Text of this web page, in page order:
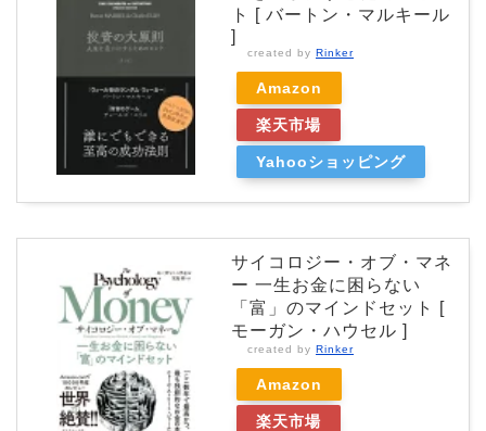
ト [ バートン・マルキール
]
created by Rinker
Amazon
楽天市場
Yahooショッピング
サイコロジー・オブ・マネ
ー 一生お金に困らない
「富」のマインドセット [
モーガン・ハウセル ]
created by Rinker
Amazon
楽天市場